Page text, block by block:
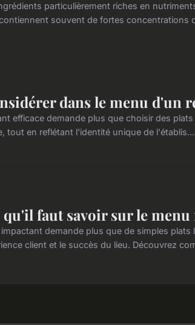
particulièrement riches en
souvent de fortes concentrations
dans le menu d'un
efficace demande plus que choisir des
tout en reflétant l'identité unique de l'établis...
qu'il faut savoir sur le
demande plus que de simples
client et le succès du lieu. Découvrez